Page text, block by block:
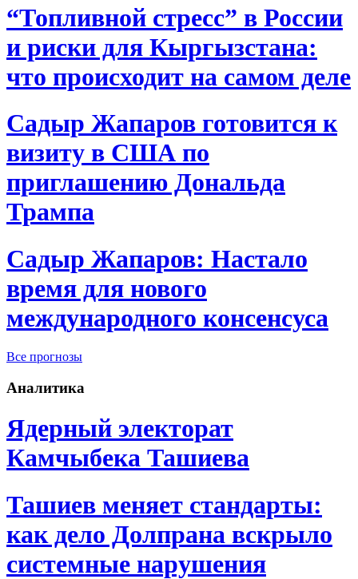
“Топливной стресс” в России
и риски для Кыргызстана:
что происходит на самом деле
Садыр Жапаров готовится к
визиту в США по
приглашению Дональда
Трампа
Садыр Жапаров: Настало
время для нового
международного консенсуса
Все прогнозы
Аналитика
Ядерный электорат
Камчыбека Ташиева
Ташиев меняет стандарты:
как дело Долпрана вскрыло
системные нарушения